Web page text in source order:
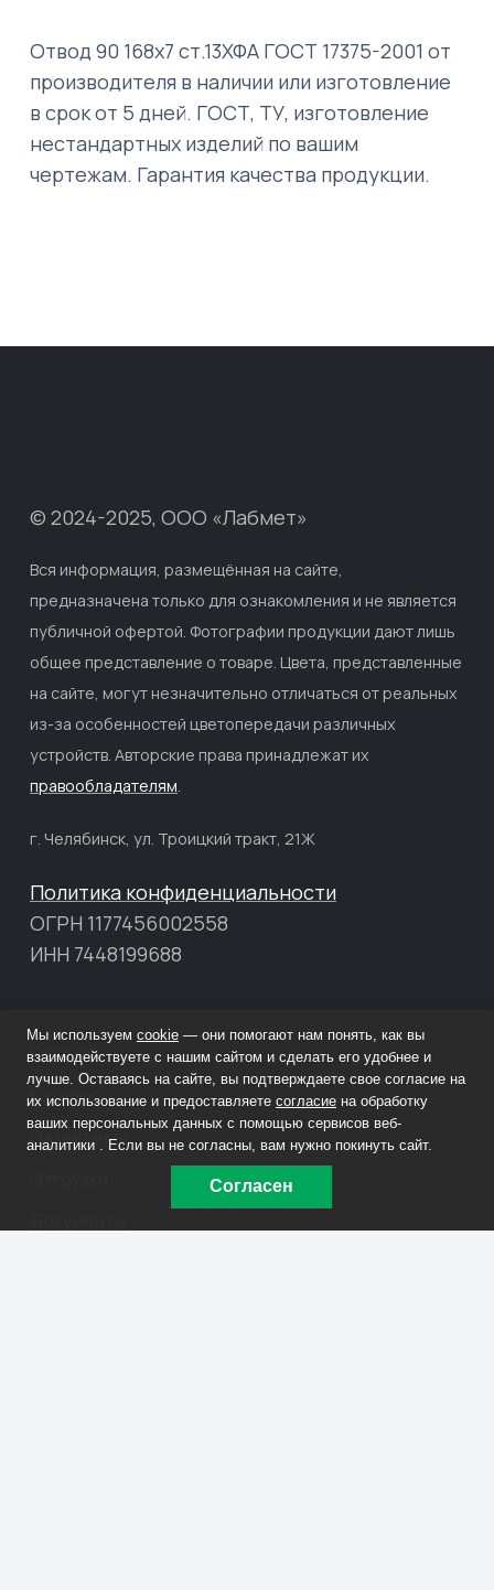
Отвод 90 168х7 ст.13ХФА ГОСТ 17375-2001 от
производителя в наличии или изготовление
в срок от 5 дней. ГОСТ, ТУ, изготовление
нестандартных изделий по вашим
чертежам. Гарантия качества продукции.
© 2024-2025, ООО «Лабмет»
Вся информация, размещённая на сайте,
предназначена только для ознакомления и не является
публичной офертой. Фотографии продукции дают лишь
общее представление о товаре. Цвета, представленные
на сайте, могут незначительно отличаться от реальных
из-за особенностей цветопередачи различных
устройств. Авторские права принадлежат их
правообладателям.
г. Челябинск, ул. Троицкий тракт, 21Ж
Политика конфиденциальности
ОГРН 1177456002558
ИНН 7448199688
Главная
Каталог
О компании
Мы используем cookie — они помогают нам понять, как вы
взаимодействуете с нашим сайтом и сделать его удобнее и
лучше. Оставаясь на сайте, вы подтверждаете свое согласие на
их использование и предоставляете согласие на обработку
ваших персональных данных с помощью сервисов веб-
аналитики . Если вы не согласны, вам нужно покинуть сайт.
Согласен